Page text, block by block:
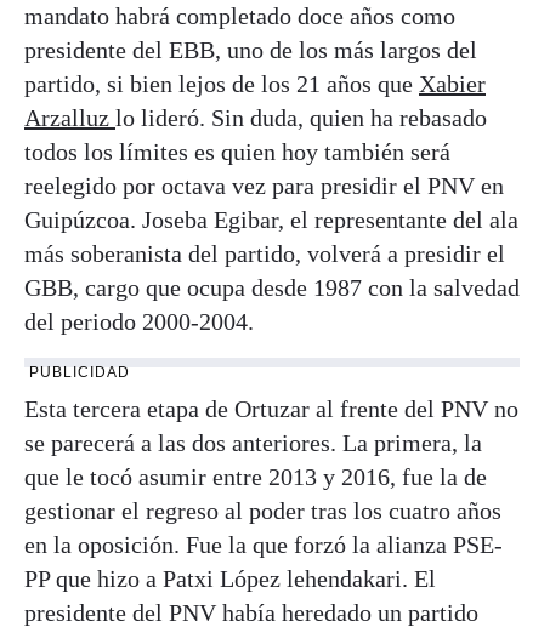
mandato habrá completado doce años como
presidente del EBB, uno de los más largos del
partido, si bien lejos de los 21 años que Xabier
Arzalluz lo lideró. Sin duda, quien ha rebasado
todos los límites es quien hoy también será
reelegido por octava vez para presidir el PNV en
Guipúzcoa. Joseba Egibar, el representante del ala
más soberanista del partido, volverá a presidir el
GBB, cargo que ocupa desde 1987 con la salvedad
del periodo 2000-2004.
PUBLICIDAD
Esta tercera etapa de Ortuzar al frente del PNV no
se parecerá a las dos anteriores. La primera, la
que le tocó asumir entre 2013 y 2016, fue la de
gestionar el regreso al poder tras los cuatro años
en la oposición. Fue la que forzó la alianza PSE-
PP que hizo a Patxi López lehendakari. El
presidente del PNV había heredado un partido